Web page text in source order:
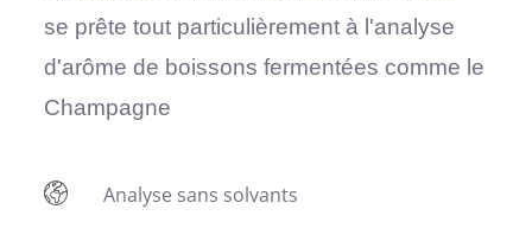
se prête tout particulièrement à l'analyse
d'arôme de boissons fermentées comme le
Champagne
Analyse sans solvants